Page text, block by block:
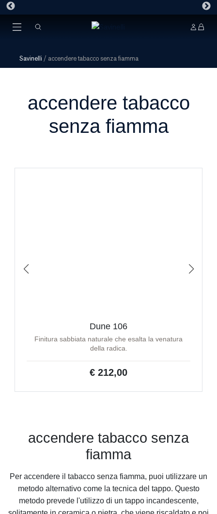
Savinelli / accendere tabacco senza fiamma
accendere tabacco
senza fiamma
Dune 106
Finitura sabbiata naturale che esalta la venatura
della radica.
€ 212,00
accendere tabacco senza
fiamma
Per accendere il tabacco senza fiamma, puoi utilizzare un
metodo alternativo come la tecnica del tappo. Questo
metodo prevede l'utilizzo di un tappo incandescente,